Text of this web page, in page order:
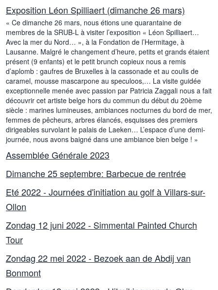
Exposition Léon Spilliaert (dimanche 26 mars)
« Ce dimanche 26 mars, nous étions une quarantaine de
membres de la SRUB-L à visiter l’exposition « Léon Spilliaert…
Avec la mer du Nord… », à la Fondation de l’Hermitage, à
Lausanne. Malgré le changement d’heure, petits et grands étaient
présent (9 enfants) et le petit brunch copieux nous a remis
d’aplomb : gaufres de Bruxelles à la cassonade et au coulis de
caramel, mousse mascarpone au speculoos,… La visite guidée
exceptionnelle menée avec passion par Patricia Zaggali nous a fait
découvrir cet artiste belge hors du commun du début du 20ème
siècle : marines lumineuses, ambiances nocturnes du bord de mer,
femmes de pêcheurs, arbres élancés, esquisses des premiers
dirigeables survolant le palais de Laeken… L’espace d’une demi-
journée, nous avons baigné dans une ambiance bien belge ! »
Assemblée Générale 2023
Dimanche 25 septembre: Barbecue de rentrée
Eté 2022 - Journées d'initiation au golf à Villars-sur-
Ollon
Zondag 12 juni 2022 - Simmental Painted Church
Tour
Zondag 22 mei 2022 - Bezoek aan de Abdij van
Bonmont